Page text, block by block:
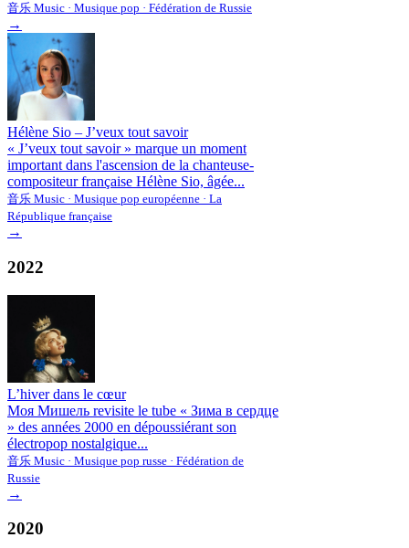
音乐 Music · Musique pop · Fédération de Russie
→
Hélène Sio – J’veux tout savoir
« J’veux tout savoir » marque un moment
important dans l'ascension de la chanteuse-
compositeur française Hélène Sio, âgée...
音乐 Music · Musique pop européenne · La
République française
→
2022
L’hiver dans le cœur
Моя Мишель revisite le tube « Зима в сердце
» des années 2000 en dépoussiérant son
électropop nostalgique...
音乐 Music · Musique pop russe · Fédération de
Russie
→
2020